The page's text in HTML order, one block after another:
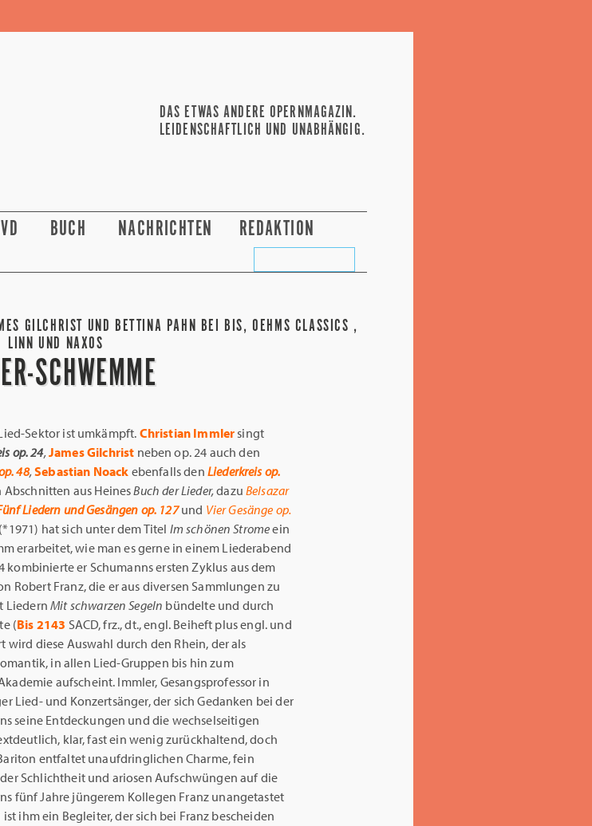
DAS ETWAS ANDERE OPERNMAGAZIN.
LEIDENSCHAFTLICH UND UNABHÄNGIG.
BUCH NACHRICHTEN REDAKTION
GILCHRIST UND BETTINA PAHN BEI BIS, OEHMS CLASSICS ,
LINN UND NAXOS
SCHWEMME
Sektor ist umkämpft. Christian Immlersingt
op. 24,James Gilchrist neben op. 24 auch den
48,Sebastian Noack ebenfalls den Liederkreis op.
Abschnitten aus HeinesBuch der Lieder,dazuBelsazar
Liedern und Gesängen op. 127und Vier Gesänge op.
hat sich unter dem Titel Im schönen Stromeein
erarbeitet, wie man es gerne in einem Liederabend
kombinierte er Schumanns ersten Zyklus aus dem
Robert Franz, die er aus diversen Sammlungen zu
LiedernMit schwarzen Segeln bündelte und durch
(Bis 2143 SACD, frz., dt., engl. Beiheft plus engl. und
wird diese Auswahl durch den Rhein, der als
in allen Lied-Gruppen bis hin zum
aufscheint. Immler, Gesangsprofessor in
Lied- und Konzertsänger, der sich Gedanken bei der
seine Entdeckungen und die wechselseitigen
klar, fast ein wenig zurückhaltend, doch
entfaltet unaufdringlichen Charme, fein
Schlichtheit und ariosen Aufschwüngen auf die
fünf Jahre jüngerem Kollegen Franz unangetastet
ihm ein Begleiter, der sich bei Franz bescheiden